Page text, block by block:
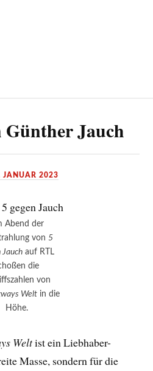
Jauch
JANUAR 2023
Abend der
von 5
Jauchauf RTL
die
von
Welt in die
Höhe.
Weltist ein Liebhaber-
Masse, sondern für die